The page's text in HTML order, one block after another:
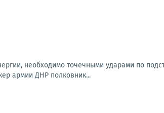
необходимо точечными ударами по
армии ДНР полковник...